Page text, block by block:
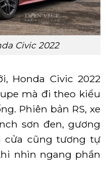
Civic 2022
Honda Civic 2022
mà đi theo kiểu
Phiên bản RS, xe
sơn đen, gương
cửa cũng tương tự
nhìn ngang phần